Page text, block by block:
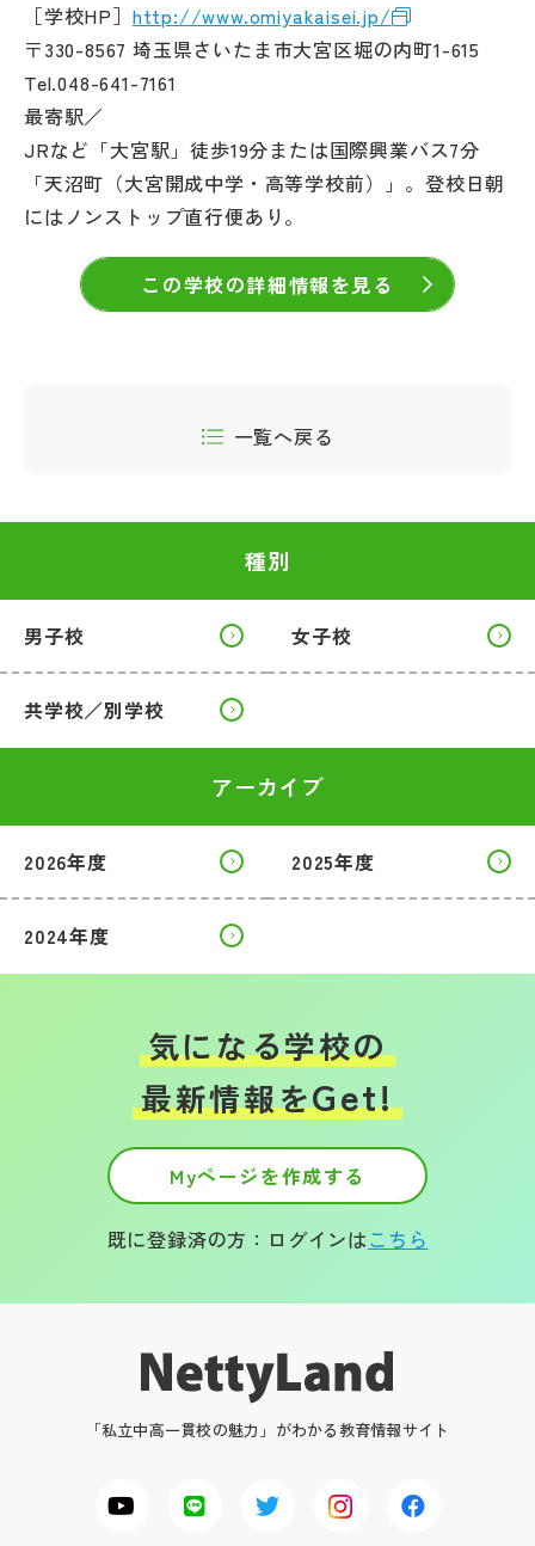
［学校HP］ http://www.omiyakaisei.jp/
〒330-8567 埼玉県さいたま市大宮区堀の内町1-615
Tel.048-641-7161
最寄駅／
JRなど「大宮駅」徒歩19分または国際興業バス7分
「天沼町（大宮開成中学・高等学校前）」。登校日朝
にはノンストップ直行便あり。
この学校の詳細情報を見る
一覧へ戻る
種別
男子校 女子校
共学校／別学校
アーカイブ
2026年度 2025年度
2024年度
気になる学校の
最新情報をGet!
Myページを作成する
既に登録済の方：ログインはこちら
「私立中高一貫校の魅力」がわかる教育情報サイト